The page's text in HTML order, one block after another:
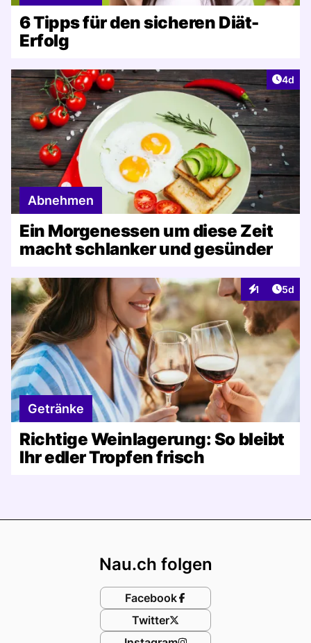
6 Tipps für den sicheren Diät-
Erfolg
4d
Abnehmen
Ein Morgenessen um diese Zeit
macht schlanker und gesünder
1
Interaktionen
5d
Getränke
Richtige Weinlagerung: So bleibt
Ihr edler Tropfen frisch
Nau.ch folgen
Facebook
Twitter